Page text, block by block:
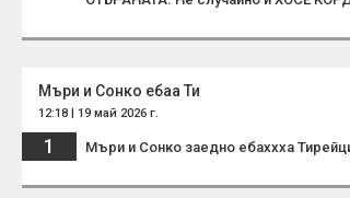
Мъри и Сонко ебаа Ти
12:18 | 19 май 2026 г.
1 Мъри и Сонко заедно ебаххха